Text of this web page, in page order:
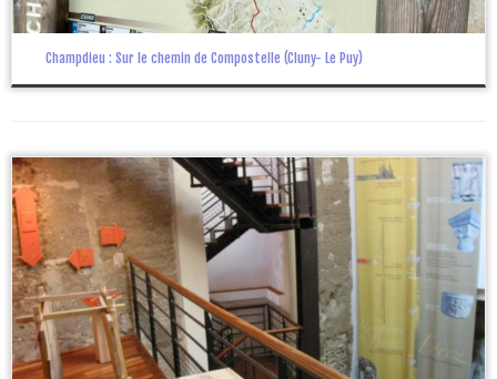
Champdieu : Sur le chemin de Compostelle (Cluny- Le Puy)